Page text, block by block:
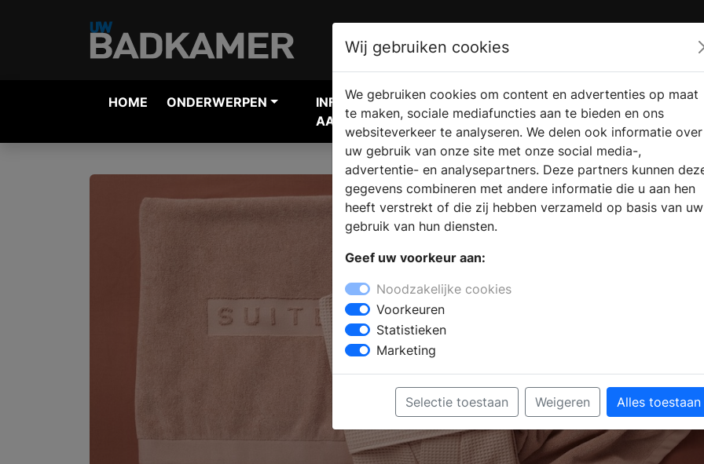
HOME ONDERWERPEN
INFORMATIE
AANVRAGEN
VERKOOPLOCATIE
VINDEN
Wij gebruiken cookies
We gebruiken cookies om content en advertenties op maat
te maken, sociale mediafuncties aan te bieden en ons
websiteverkeer te analyseren. We delen ook informatie over
uw gebruik van onze site met onze social media-,
advertentie- en analysepartners. Deze partners kunnen
gegevens combineren met andere informatie die u aan hen
heeft verstrekt of die zij hebben verzameld op basis van uw
gebruik van hun diensten.
Geef uw voorkeur aan:
Noodzakelijke cookies
Voorkeuren
Statistieken
Marketing
Selectie toestaan Weigeren Alles toestaan